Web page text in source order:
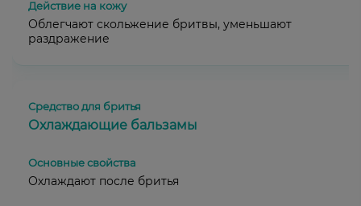
Облегчают скольжение бритвы, уменьшают
раздражение
Охлаждающие бальзамы
Охлаждают после бритья